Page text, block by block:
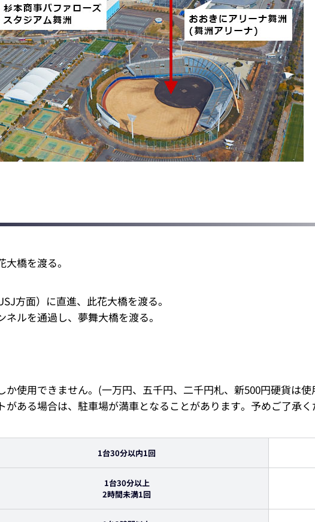
橋を渡る。
方面）に直進、此花大橋を渡る。
ルを通過し、夢舞大橋を渡る。
か使用できません。(一万円、五千円、二千円札、新500円硬貨は
ある場合は、駐車場が満車となることがあります。予めご了承く
1台30分以内1回
1台30分以上
2時間未満1回